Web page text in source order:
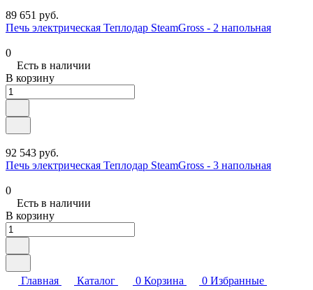
89 651 руб.
Печь электрическая Теплодар SteamGross - 2 напольная
0
Есть в наличии
В корзину
92 543 руб.
Печь электрическая Теплодар SteamGross - 3 напольная
0
Есть в наличии
В корзину
Главная Каталог 0 Корзина 0 Избранные